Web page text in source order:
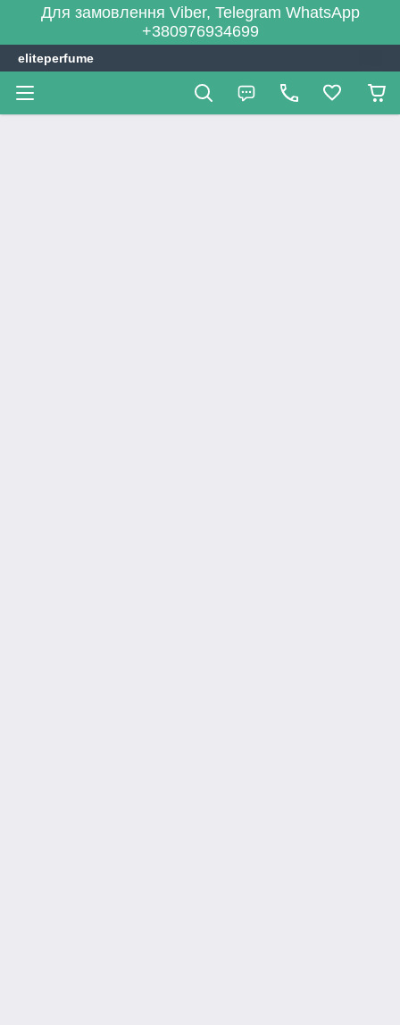
Для замовлення Viber, Telegram WhatsApp
+380976934699
eliteperfume